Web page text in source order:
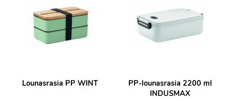
Lounasrasia PP WINT
PP-lounasrasia 2200 ml
INDUSMAX